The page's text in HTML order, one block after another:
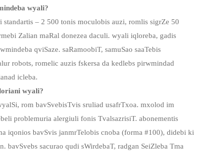
wyali?
– 2 500 tonis moculobis auzi, romlis sigrZe 50
Zalian maRal donezea daculi. wyali iqloreba, gadis
qviSaze. saRamoobiT, samuSao saaTebis
robots, romelic auzis fskersa da kedlebs pirwmindad
icleba.
wyali?
rom bavSvebisTvis sruliad usafrTxoa. mxolod im
problemuria alergiuli fonis TvalsazrisiT. abonementis
iqonios bavSvis janmrTelobis cnoba (forma #100), didebi ki
bavSvebs sacurao qudi sWirdebaT, radgan SeiZleba Tma